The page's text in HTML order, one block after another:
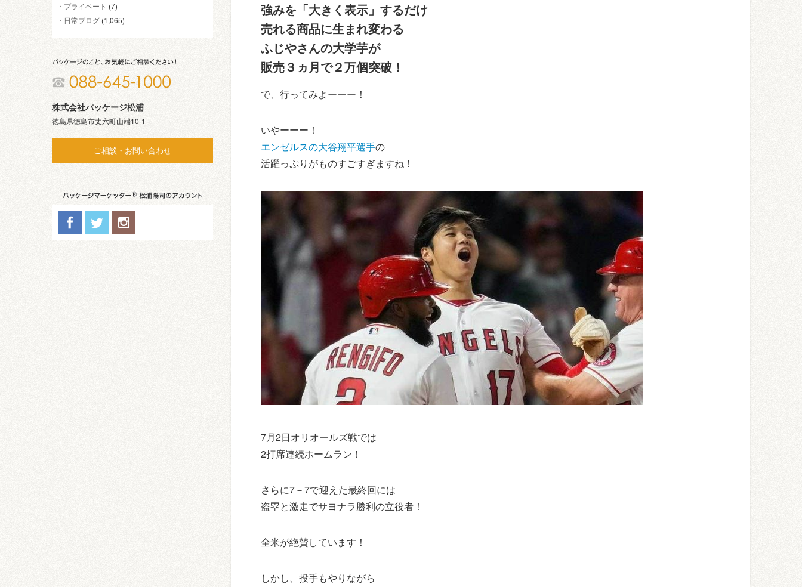
プライベート (7)
日常ブログ (1,065)
株式会社パッケージ松浦
徳島県徳島市丈六町山端10-1
ご相談・お問い合わせ
強みを「大きく表示」するだけ
売れる商品に生まれ変わる
ふじやさんの大学芋が
販売３ヵ月で２万個突破！
で、行ってみよーーー！
いやーーー！
エンゼルスの大谷翔平選手の
活躍っぷりがものすごすぎますね！
7月2日オリオールズ戦では
2打席連続ホームラン！
さらに7－7で迎えた最終回には
盗塁と激走でサヨナラ勝利の立役者！
全米が絶賛しています！
しかし、投手もやりながら